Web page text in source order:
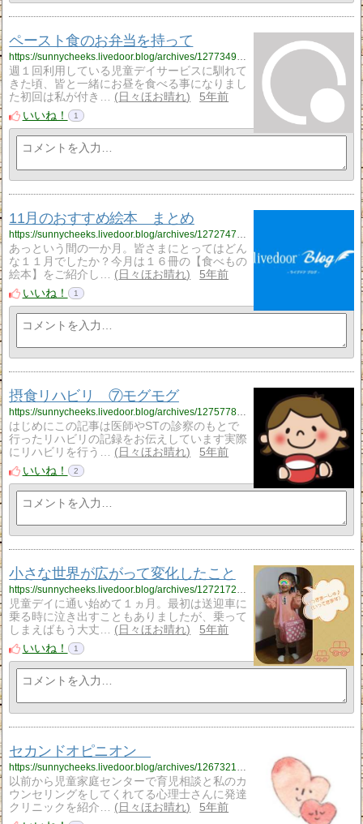
ペースト食のお弁当を持って
週１回利用している児童デイサービスに馴れて
きた頃、皆と一緒にお昼を食べる事になりまし
た初回は私が付き…
日々ほお晴れ
5年前
いいね！
1
11月のおすすめ絵本 まとめ
あっという間の一か月。皆さまにとってはどん
な１１月でしたか？今月は１６冊の【食べもの
絵本】をご紹介し…
日々ほお晴れ
5年前
いいね！
1
摂食リハビリ ⑦モグモグ
はじめにこの記事は医師やSTの診察のもとで
行ったリハビリの記録をお伝えしています実際
にリハビリを行う…
日々ほお晴れ
5年前
いいね！
2
小さな世界が広がって変化したこと
https://sunnycheeks.livedoor.blog/archives/12721727.html
児童デイに通い始めて１ヵ月。最初は送迎車に
乗る時に泣き出すこともありましたが、乗って
しまえばもう大丈…
日々ほお晴れ
5年前
いいね！
1
セカンドオピニオン
https://sunnycheeks.livedoor.blog/archives/12673212.html
以前から児童家庭センターで育児相談と私のカ
ウンセリングをしてくれてる心理士さんに発達
クリニックを紹介…
日々ほお晴れ
5年前